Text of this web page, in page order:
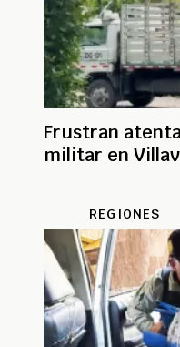
Frustran
militar en
REGIONES